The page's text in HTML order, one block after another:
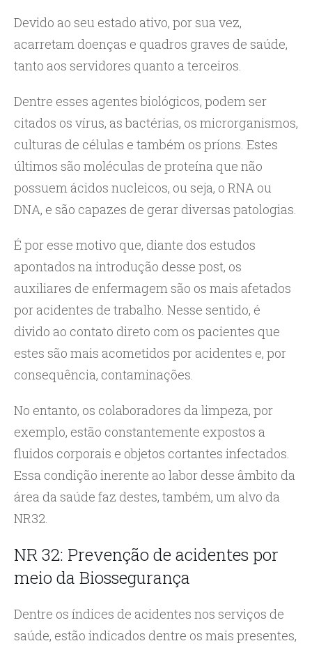
Devido ao seu estado ativo, por sua vez,
acarretam doenças e quadros graves de saúde,
tanto aos servidores quanto a terceiros.
Dentre esses agentes biológicos, podem ser
citados os vírus, as bactérias, os microrganismos,
culturas de células e também os príons. Estes
últimos são moléculas de proteína que não
possuem ácidos nucleicos, ou seja, o RNA ou
DNA, e são capazes de gerar diversas patologias.
É por esse motivo que, diante dos estudos
apontados na introdução desse post, os
auxiliares de enfermagem são os mais afetados
por acidentes de trabalho. Nesse sentido, é
divido ao contato direto com os pacientes que
estes são mais acometidos por acidentes e, por
consequência, contaminações.
No entanto, os colaboradores da limpeza, por
exemplo, estão constantemente expostos a
fluidos corporais e objetos cortantes infectados.
Essa condição inerente ao labor desse âmbito da
área da saúde faz destes, também, um alvo da
NR32.
NR 32: Prevenção de acidentes por
meio da Biossegurança
Dentre os índices de acidentes nos serviços de
saúde, estão indicados dentre os mais presentes,